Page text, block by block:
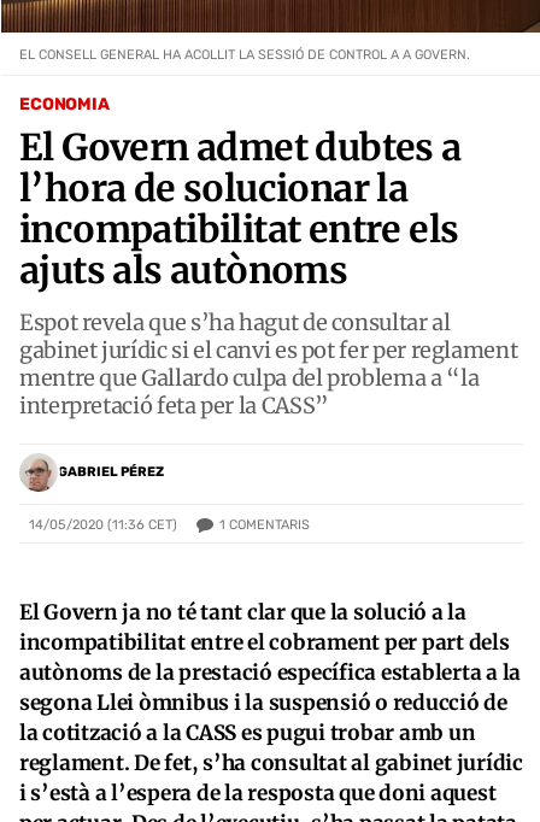
ECONOMIA
El Govern admet dubtes a
l’hora de solucionar la
incompatibilitat entre els
ajuts als autònoms
Espot revela que s’ha hagut de consultar al
gabinet jurídic si el canvi es pot fer per reglament
mentre que Gallardo culpa del problema a “la
interpretació feta per la CASS”
GABRIEL PÉREZ
14/05/2020 (11:36 CET) 1 COMENTARIS
EL CONSELL GENERAL HA ACOLLIT LA SESSIÓ DE CONTROL A A GOVERN.
El Govern ja no té tant clar que la solució a la
incompatibilitat entre el cobrament per part dels
autònoms de la prestació específica establerta a la
segona Llei òmnibus i la suspensió o reducció de
la cotització a la CASS es pugui trobar amb un
reglament. De fet, s’ha consultat al gabinet jurídic
i s’està a l’espera de la resposta que doni aquest